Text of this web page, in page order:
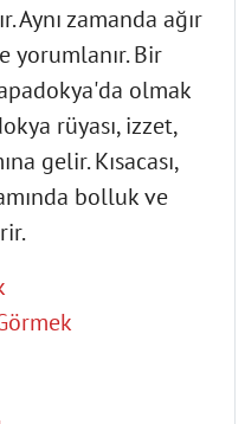
Aynı zamanda ağır
yorumlanır. Bir
olmak
rüyası, izzet,
gelir. Kısacası,
bolluk ve